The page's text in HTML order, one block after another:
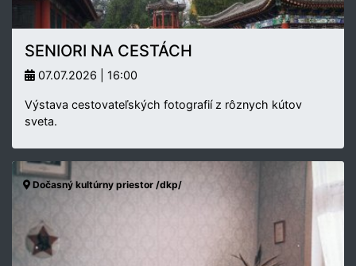
SENIORI NA CESTÁCH
07.07.2026 | 16:00
Výstava cestovateľských fotografií z rôznych kútov
sveta.
Dočasný kultúrny priestor /dkp/